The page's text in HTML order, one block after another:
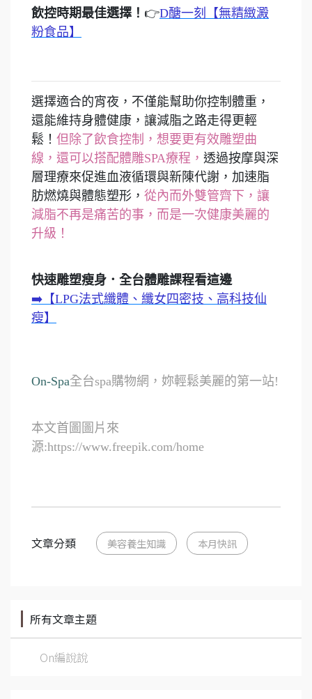
飲控時期最佳選擇！ 👉D醣一刻【無精緻澱
粉食品】
選擇適合的宵夜，不僅能幫助你控制體重，
還能維持身體健康，讓減脂之路走得更輕
鬆！ 但除了飲食控制，想要更有效雕塑曲
線，還可以搭配體雕SPA療程， 透過按摩與深
層理療來促進血液循環與新陳代謝，加速脂
肪燃燒與體態塑形， 從內而外雙管齊下，讓
減脂不再是痛苦的事，而是一次健康美麗的
升級！
快速雕塑瘦身．全台體雕課程看這邊
➡️【LPG法式纖體、纖女四密技、高科技仙
瘦】
On-Spa全台spa購物網，妳輕鬆美麗的第一站!
本文首圖圖片來
源:https://www.freepik.com/home
文章分類 美容養生知識 本月快訊
所有文章主題
On編說說